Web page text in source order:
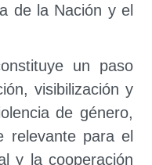
de la Nación y el
un paso
visibilización y
de género,
relevante para el
y la cooperación